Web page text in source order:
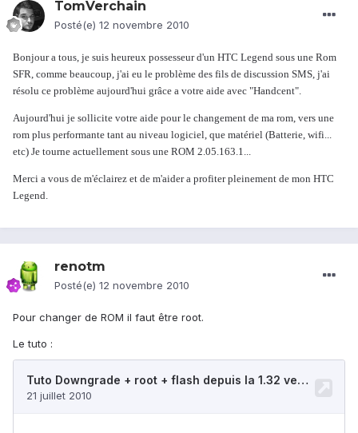
TomVerchain
Posté(e) 12 novembre 2010
Bonjour a tous, je suis heureux possesseur d'un HTC Legend sous une Rom
SFR, comme beaucoup, j'ai eu le problème des fils de discussion SMS, j'ai
résolu ce problème aujourd'hui grâce a votre aide avec "Handcent".
Aujourd'hui je sollicite votre aide pour le changement de ma rom, vers une
rom plus performante tant au niveau logiciel, que matériel (Batterie, wifi...
etc) Je tourne actuellement sous une ROM 2.05.163.1...
Merci a vous de m'éclairez et de m'aider a profiter pleinement de mon HTC
Legend.
renotm
Posté(e) 12 novembre 2010
Pour changer de ROM il faut être root.
Le tuto :